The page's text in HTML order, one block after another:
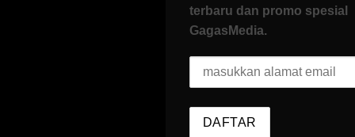
terbaru dan promo spesial
GagasMedia.